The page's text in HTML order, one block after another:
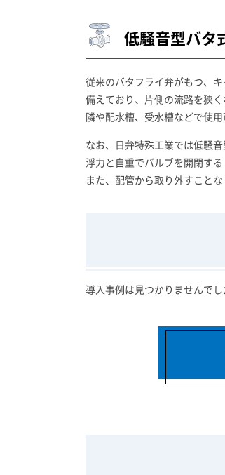
低騒音型バタ
従来のバタフライ弁がもつ、
備えており、片側の流路を狭
隣や配水槽、受水槽などで使
なお、日弁特殊工業では低騒
浮力と自重でバルブを開閉す
また、配管から取り外すこと
導入事例は見つかりませんでし